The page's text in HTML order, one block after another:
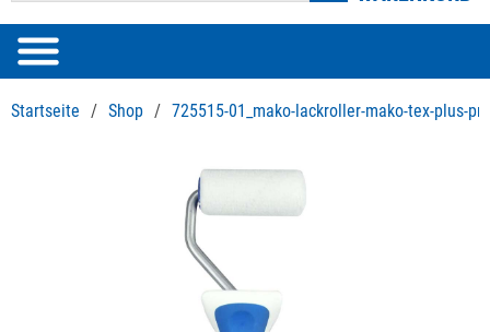
Startseite / Shop / 725515-01_mako-lackroller-mako-tex-plus-